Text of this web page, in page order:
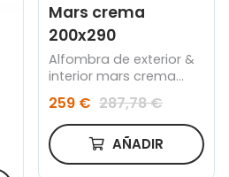
Mars crema
200x290
Alfombra de exterior &
interior mars crema
259 € 287,78 €
AÑADIR